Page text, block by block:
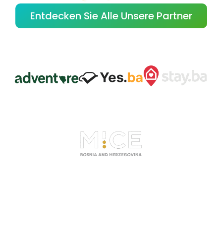
Entdecken Sie Alle Unsere Partner